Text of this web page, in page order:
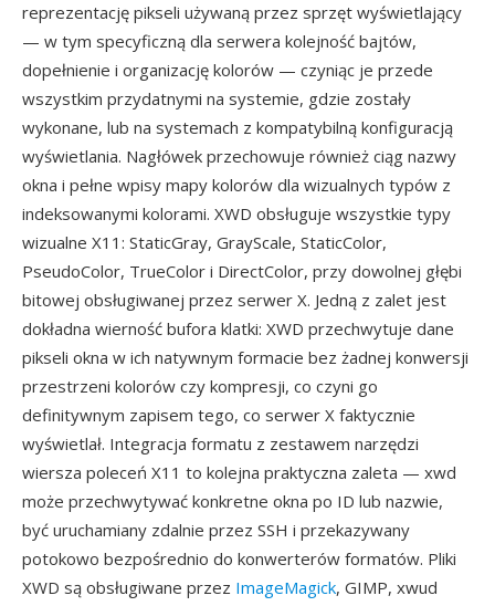
reprezentację pikseli używaną przez sprzęt wyświetlający
— w tym specyficzną dla serwera kolejność bajtów,
dopełnienie i organizację kolorów — czyniąc je przede
wszystkim przydatnymi na systemie, gdzie zostały
wykonane, lub na systemach z kompatybilną konfiguracją
wyświetlania. Nagłówek przechowuje również ciąg nazwy
okna i pełne wpisy mapy kolorów dla wizualnych typów z
indeksowanymi kolorami. XWD obsługuje wszystkie typy
wizualne X11: StaticGray, GrayScale, StaticColor,
PseudoColor, TrueColor i DirectColor, przy dowolnej głębi
bitowej obsługiwanej przez serwer X. Jedną z zalet jest
dokładna wierność bufora klatki: XWD przechwytuje dane
pikseli okna w ich natywnym formacie bez żadnej konwersji
przestrzeni kolorów czy kompresji, co czyni go
definitywnym zapisem tego, co serwer X faktycznie
wyświetlał. Integracja formatu z zestawem narzędzi
wiersza poleceń X11 to kolejna praktyczna zaleta — xwd
może przechwytywać konkretne okna po ID lub nazwie,
być uruchamiany zdalnie przez SSH i przekazywany
potokowo bezpośrednio do konwerterów formatów. Pliki
XWD są obsługiwane przez ImageMagick, GIMP, xwud